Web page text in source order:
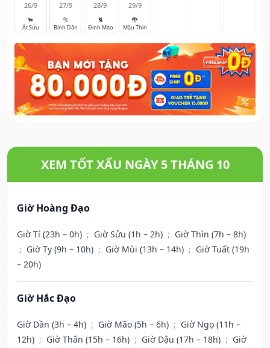
26/9
🐂
Ất Sửu
27/9
🐅
Bính Dần
28/9
🐈
Đinh Mão
29/9
🐉
Mậu Thìn
XEM TỐT XẤU NGÀY 5 THÁNG 10
Giờ Hoàng Đạo
Giờ Tí (23h – 0h) ; Giờ Sửu (1h – 2h) ; Giờ Thìn (7h – 8h)
; Giờ Tỵ (9h – 10h) ; Giờ Mùi (13h – 14h) ; Giờ Tuất (19h
– 20h)
Giờ Hắc Đạo
Giờ Dần (3h – 4h) ; Giờ Mão (5h – 6h) ; Giờ Ngọ (11h –
12h) ; Giờ Thân (15h – 16h) ; Giờ Dậu (17h – 18h) ; Giờ